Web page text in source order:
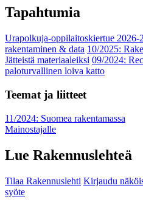
Tapahtumia
Urapolkuja-oppilaitoskiertue 2026-
rakentaminen & data 10/2025:
Jätteistä materiaaleiksi 09/2024:
paloturvallinen loiva katto
Teemat ja liitteet
11/2024: Suomea rakentamassa
Mainostajalle
Lue Rakennuslehteä
Tilaa Rakennuslehti Kirjaudu
syöte